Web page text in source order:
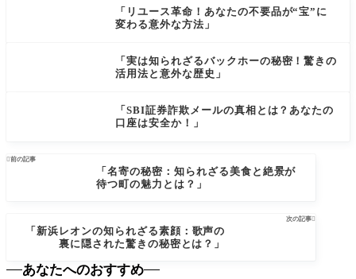
「リユース革命！あなたの不要品が“宝”に
変わる意外な方法」
「実は知られざるバックホーの秘密！驚きの
活用法と意外な歴史」
「SBI証券詐欺メールの真相とは？あなたの
口座は安全か！」
前の記事
「名寄の秘密：知られざる美食と絶景が
待つ町の魅力とは？」
次の記事
「新浜レオンの知られざる素顔：歌声の
裏に隠された驚きの秘密とは？」
あなたへのおすすめ